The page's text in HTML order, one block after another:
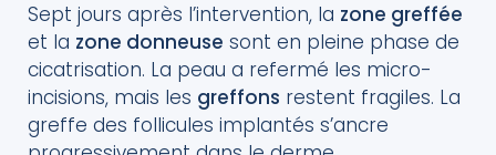
Sept jours après l’intervention, la zone greffée
et la zone donneuse sont en pleine phase de
cicatrisation. La peau a refermé les micro-
incisions, mais les greffons restent fragiles. La
greffe des follicules implantés s’ancre